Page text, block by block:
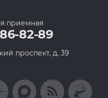
приемная
82-89
проспект, д. 39